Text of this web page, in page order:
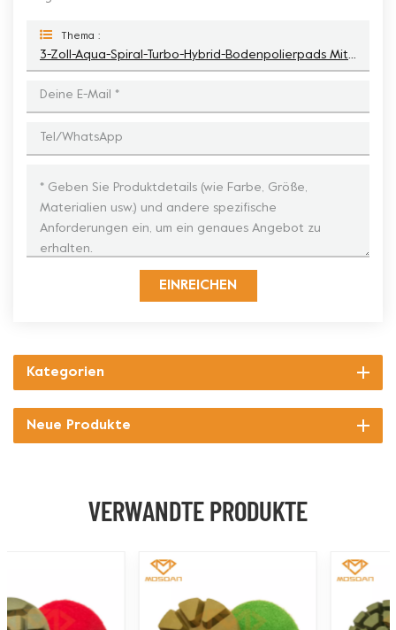
Thema :
EINREICHEN
Kategorien
Neue Produkte
VERWANDTE PRODUKTE